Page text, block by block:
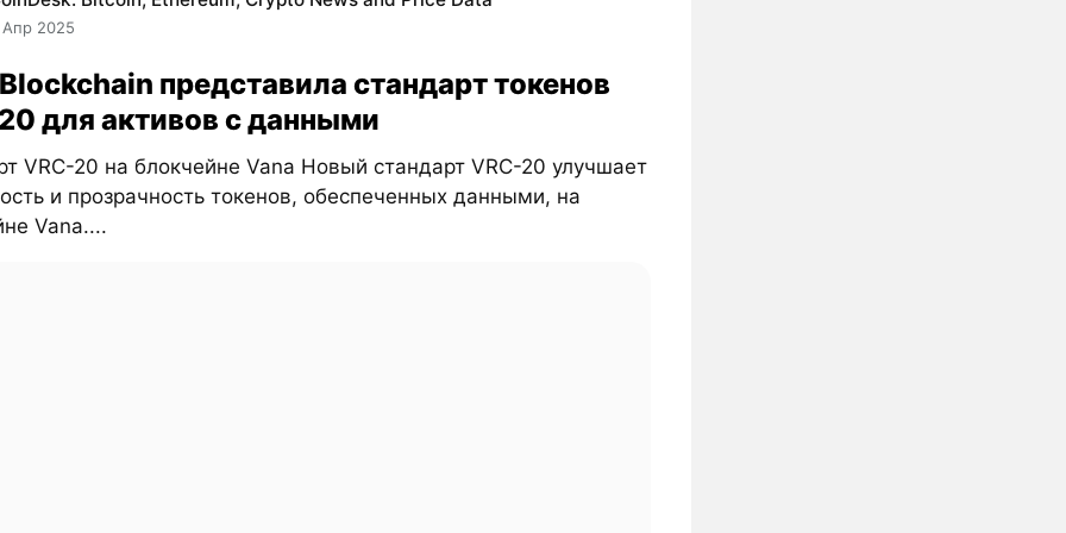
2025
представила стандарт токенов
для активов с данными
VRC-20 на блокчейне Vana Новый стандарт VRC-20 улучшает
и прозрачность токенов, обеспеченных данными, на
Vana....